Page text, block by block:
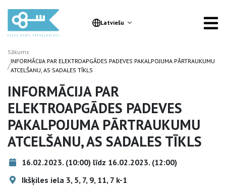
Latviešu
Sākums
/INFORMĀCIJA PAR ELEKTROAPGĀDES PADEVES PAKALPOJUMA PĀRTRAUKUMU
ATCELŠANU, AS SADALES TĪKLS
INFORMĀCIJA PAR
ELEKTROAPGĀDES PADEVES
PAKALPOJUMA PĀRTRAUKUMU
ATCELŠANU, AS SADALES TĪKLS
16.02.2023. (10:00) līdz 16.02.2023. (12:00)
Ikšķiles iela 3, 5, 7, 9, 11, 7 k-1